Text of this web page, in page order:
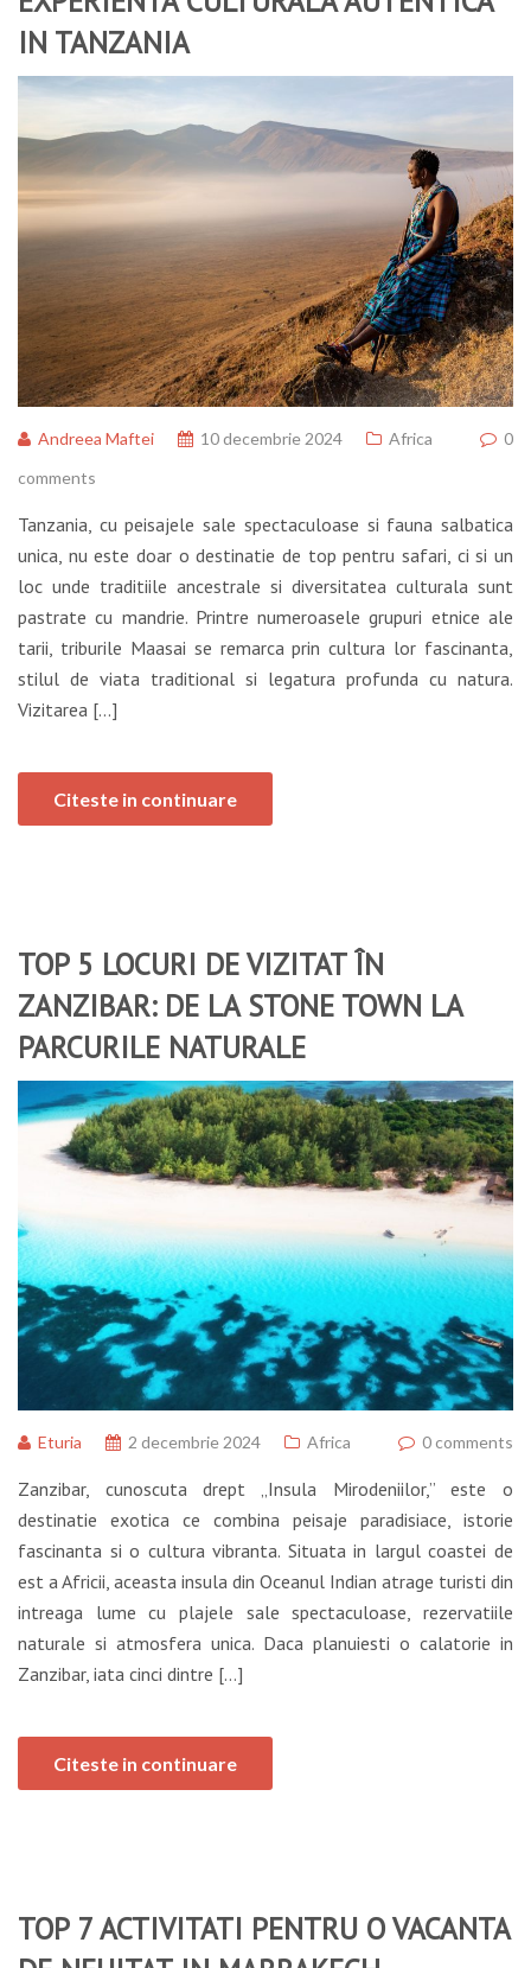
IN TANZANIA
Andreea Maftei 10 decembrie 2024 Africa
0
comments
Tanzania, cu peisajele sale spectaculoase si fauna salbatica
unica, nu este doar o destinatie de top pentru safari, ci si un
loc unde traditiile ancestrale si diversitatea culturala sunt
pastrate cu mandrie. Printre numeroasele grupuri etnice ale
tarii, triburile Maasai se remarca prin cultura lor fascinanta,
stilul de viata traditional si legatura profunda cu natura.
Vizitarea […]
Citeste in continuare
TOP 5 LOCURI DE VIZITAT ÎN
ZANZIBAR: DE LA STONE TOWN LA
PARCURILE NATURALE
Eturia 2 decembrie 2024 Africa 0 comments
Zanzibar, cunoscuta drept „Insula Mirodeniilor,” este o
destinatie exotica ce combina peisaje paradisiace, istorie
fascinanta si o cultura vibranta. Situata in largul coastei de
est a Africii, aceasta insula din Oceanul Indian atrage turisti din
intreaga lume cu plajele sale spectaculoase, rezervatiile
naturale si atmosfera unica. Daca planuiesti o calatorie in
Zanzibar, iata cinci dintre […]
Citeste in continuare
TOP 7 ACTIVITATI PENTRU O VACANTA